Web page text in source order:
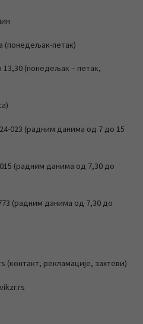
(понедељак-петак)
(понедељак – петак,
023 (радним данима од 7 до 15
(радним данима од 7,30 до
(радним данима од 7,30 до
(контакт, рекламације, захтеви)